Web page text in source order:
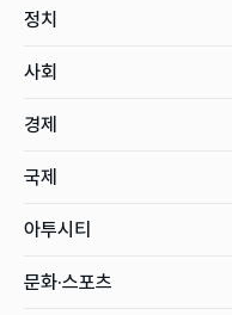
정치
사회
경제
국제
아투시티
문화·스포츠